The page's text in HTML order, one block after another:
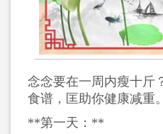
念念要在一周内瘦十斤
食谱，匡助你健康减重。
**第一天：**